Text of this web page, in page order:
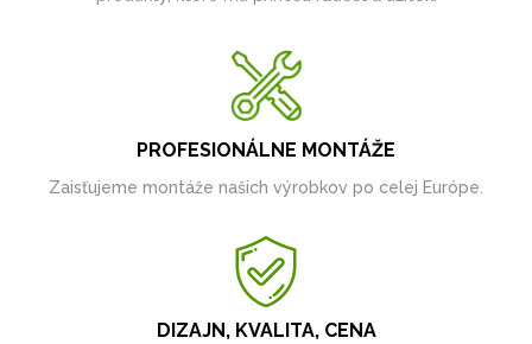
PROFESIONÁLNE MONTÁŽE
Zaisťujeme montáže našich výrobkov po celej Európe.
DIZAJN, KVALITA, CENA